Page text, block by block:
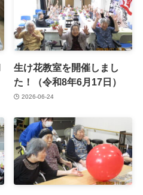
生け花教室を開催しまし
た！（令和8年6月17日）
2026-06-24